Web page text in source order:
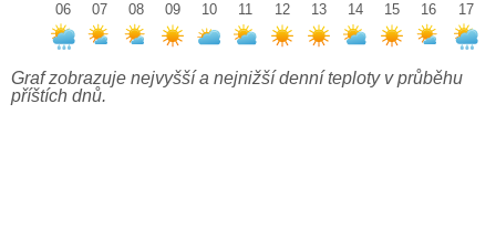
06
07
08
09
10
11
12
13
14
15
16
17
Graf zobrazuje nejvyšší a nejnižší denní teploty v průběhu
příštích dnů.